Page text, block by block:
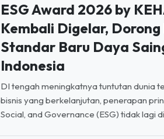
ESG Award 2026 by
Kembali Digelar, Dorong
Standar Baru Daya
Indonesia
DI tengah meningkatnya tuntutan dunia
bisnis yang berkelanjutan, penerapan
Social, and Governance (ESG) tidak lagi